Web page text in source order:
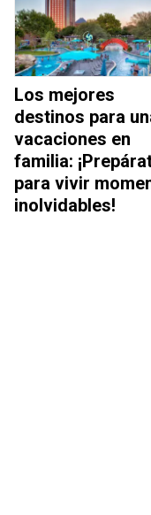
Los mejores
destinos para
vacaciones en
familia:
para vivir
inolvidables!